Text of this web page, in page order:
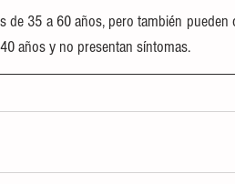
de 35 a 60 años, pero también pueden
años y no presentan síntomas.